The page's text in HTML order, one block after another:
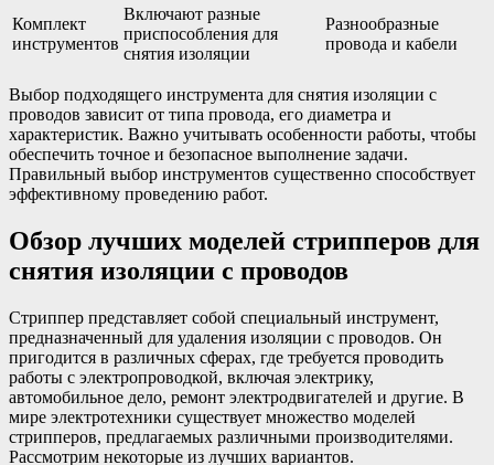
Комплект
инструментов
Включают разные
приспособления для
снятия изоляции
Разнообразные
провода и кабели
Выбор подходящего инструмента для снятия изоляции с
проводов зависит от типа провода, его диаметра и
характеристик. Важно учитывать особенности работы, чтобы
обеспечить точное и безопасное выполнение задачи.
Правильный выбор инструментов существенно способствует
эффективному проведению работ.
Обзор лучших моделей стрипперов для
снятия изоляции с проводов
Стриппер представляет собой специальный инструмент,
предназначенный для удаления изоляции с проводов. Он
пригодится в различных сферах, где требуется проводить
работы с электропроводкой, включая электрику,
автомобильное дело, ремонт электродвигателей и другие. В
мире электротехники существует множество моделей
стрипперов, предлагаемых различными производителями.
Рассмотрим некоторые из лучших вариантов.